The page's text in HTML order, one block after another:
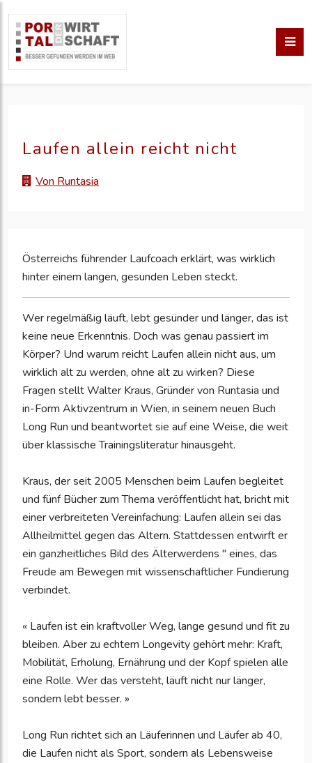
Laufen allein reicht nicht
Von Runtasia
Österreichs führender Laufcoach erklärt, was wirklich
hinter einem langen, gesunden Leben steckt.
Wer regelmäßig läuft, lebt gesünder und länger, das ist
keine neue Erkenntnis. Doch was genau passiert im
Körper? Und warum reicht Laufen allein nicht aus, um
wirklich alt zu werden, ohne alt zu wirken? Diese
Fragen stellt Walter Kraus, Gründer von Runtasia und
in-Form Aktivzentrum in Wien, in seinem neuen Buch
Long Run und beantwortet sie auf eine Weise, die weit
über klassische Trainingsliteratur hinausgeht.
Kraus, der seit 2005 Menschen beim Laufen begleitet
und fünf Bücher zum Thema veröffentlicht hat, bricht mit
einer verbreiteten Vereinfachung: Laufen allein sei das
Allheilmittel gegen das Altern. Stattdessen entwirft er
ein ganzheitliches Bild des Älterwerdens " eines, das
Freude am Bewegen mit wissenschaftlicher Fundierung
verbindet.
« Laufen ist ein kraftvoller Weg, lange gesund und fit zu
bleiben. Aber zu echtem Longevity gehört mehr: Kraft,
Mobilität, Erholung, Ernährung und der Kopf spielen alle
eine Rolle. Wer das versteht, läuft nicht nur länger,
sondern lebt besser. »
Long Run richtet sich an Läuferinnen und Läufer ab 40,
die Laufen nicht als Sport, sondern als Lebensweise